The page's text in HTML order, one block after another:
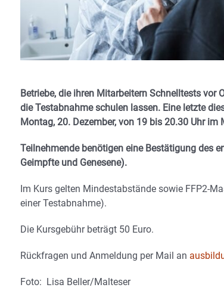
Betriebe, die ihren Mitarbeitern Schnelltests
die Testabnahme schulen lassen. Eine letzte
Montag, 20. Dezember, von 19 bis 20.30 Uhr
Teilnehmende benötigen eine Bestätigung des
Geimpfte und Genesene).
Im Kurs gelten Mindestabstände sowie FFP2-
einer Testabnahme).
Die Kursgebühr beträgt 50 Euro.
Rückfragen und Anmeldung per Mail an
Foto: Lisa Beller/Malteser